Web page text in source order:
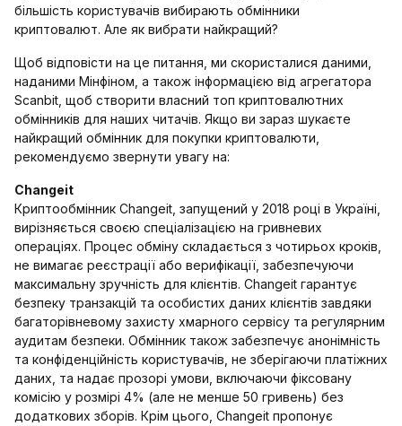
більшість користувачів вибирають обмінники
криптовалют. Але як вибрати найкращий?
Щоб відповісти на це питання, ми скористалися даними,
наданими Мінфіном, а також інформацією від агрегатора
Scanbit, щоб створити власний топ криптовалютних
обмінників для наших читачів. Якщо ви зараз шукаєте
найкращий обмінник для покупки криптовалюти,
рекомендуємо звернути увагу на:
Changeit
Криптообмінник Changeit, запущений у 2018 році в Україні,
вирізняється своєю спеціалізацією на гривневих
операціях. Процес обміну складається з чотирьох кроків,
не вимагає реєстрації або верифікації, забезпечуючи
максимальну зручність для клієнтів. Changeit гарантує
безпеку транзакцій та особистих даних клієнтів завдяки
багаторівневому захисту хмарного сервісу та регулярним
аудитам безпеки. Обмінник також забезпечує анонімність
та конфіденційність користувачів, не зберігаючи платіжних
даних, та надає прозорі умови, включаючи фіксовану
комісію у розмірі 4% (але не менше 50 гривень) без
додаткових зборів. Крім цього, Changeit пропонує